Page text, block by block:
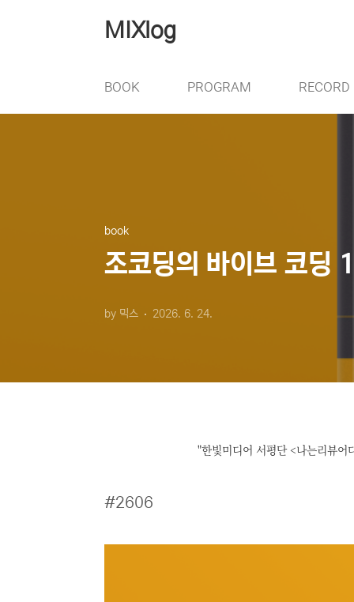
MIXlog
BOOK PROGRAM RECORD
book
조코딩의 바이브 코딩
by 믹스 2026. 6. 24.
"한빛미디어 서평단 <나는리뷰
#2606